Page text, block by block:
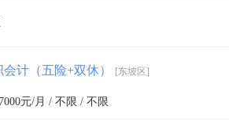
计（五险+双休） [东坡区]
元/月 / 不限 / 不限